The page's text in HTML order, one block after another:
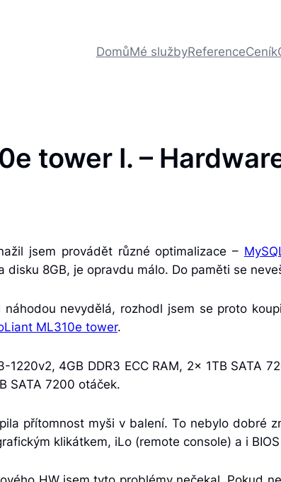
DomůMé službyReferenceCeník
tower I. –
jsem provádět různé optimalizace –
8GB, je opravdu málo. Do paměti se
nevydělá, rozhodl jsem se proto
ML310e tower.
4GB DDR3 ECC RAM, 2x 1TB SATA
SATA 7200 otáček.
přítomnost myši v balení. To nebylo dobré
klikátkem, iLo (remote console) a i